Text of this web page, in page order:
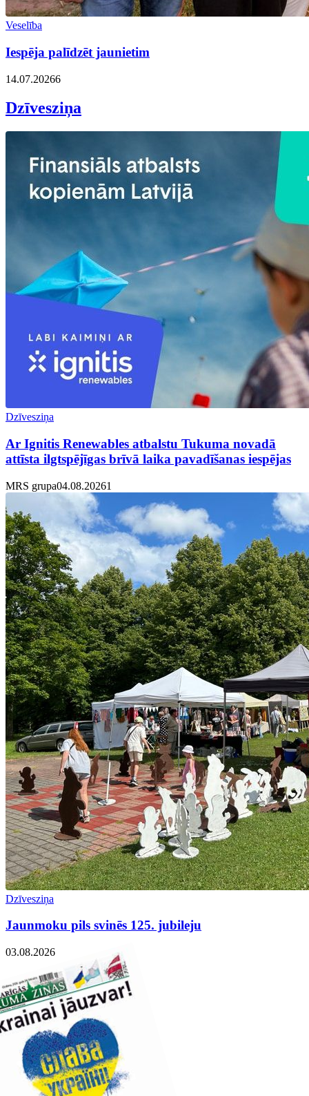
Veselība
Iespēja palīdzēt jaunietim
14.07.20266
Dzīvesziņa
Dzīvesziņa
Ar Ignitis Renewables atbalstu Tukuma novadā
attīsta ilgtspējīgas brīvā laika pavadīšanas iespējas
MRS grupa04.08.20261
Dzīvesziņa
Jaunmoku pils svinēs 125. jubileju
03.08.2026